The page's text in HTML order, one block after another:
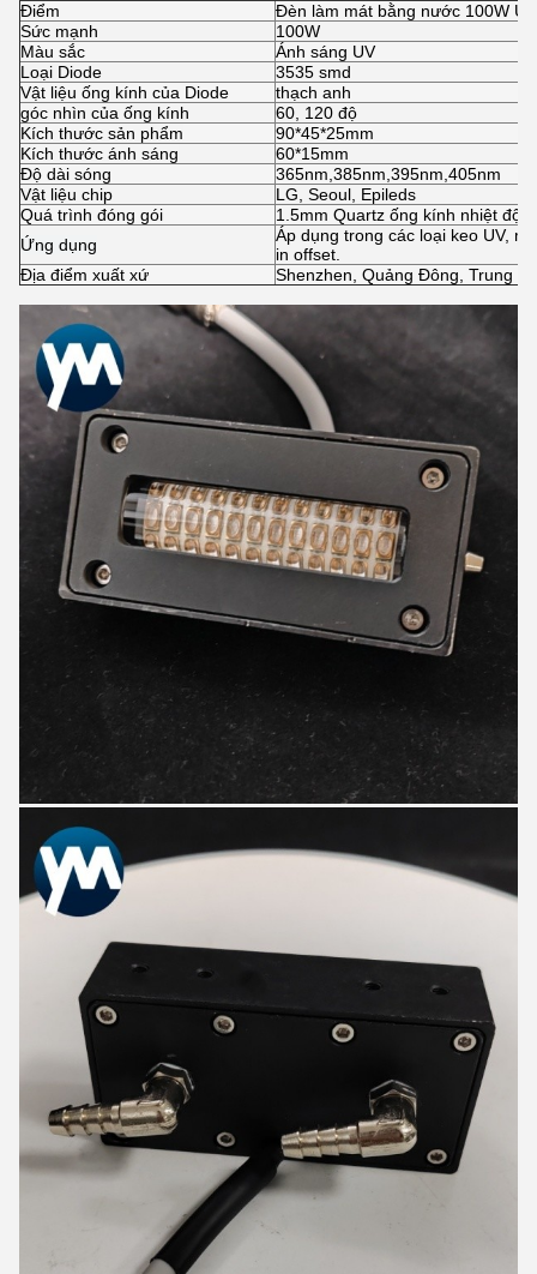
Điểm
Đèn làm mát bằng nước 100W
Sức mạnh
100W
Màu sắc
Ánh sáng UV
Loại Diode
3535 smd
Vật liệu ống kính của Diode
thạch anh
góc nhìn của ống kính
60, 120 độ
Kích thước sản phẩm
90*45*25mm
Kích thước ánh sáng
60*15mm
Độ dài sóng
365nm,385nm,395nm,405nm
Vật liệu chip
LG, Seoul, Epileds
Quá trình đóng gói
1.5mm Quartz ống kính nhiệt độ
Ứng dụng
Áp dụng trong các loại keo UV,
in offset.
Địa điểm xuất xứ
Shenzhen, Quảng Đông, Trung